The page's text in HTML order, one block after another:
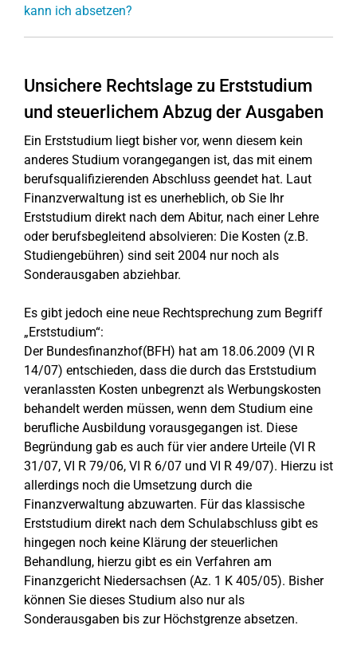
kann ich absetzen?
Unsichere Rechtslage zu Erststudium
und steuerlichem Abzug der Ausgaben
Ein Erststudium liegt bisher vor, wenn diesem kein
anderes Studium vorangegangen ist, das mit einem
berufsqualifizierenden Abschluss geendet hat. Laut
Finanzverwaltung ist es unerheblich, ob Sie Ihr
Erststudium direkt nach dem Abitur, nach einer Lehre
oder berufsbegleitend absolvieren: Die Kosten (z.B.
Studiengebühren) sind seit 2004 nur noch als
Sonderausgaben abziehbar.
Es gibt jedoch eine neue Rechtsprechung zum Begriff
„Erststudium“:
Der Bundesfinanzhof(BFH) hat am 18.06.2009 (VI R
14/07) entschieden, dass die durch das Erststudium
veranlassten Kosten unbegrenzt als Werbungskosten
behandelt werden müssen, wenn dem Studium eine
berufliche Ausbildung vorausgegangen ist. Diese
Begründung gab es auch für vier andere Urteile (VI R
31/07, VI R 79/06, VI R 6/07 und VI R 49/07). Hierzu ist
allerdings noch die Umsetzung durch die
Finanzverwaltung abzuwarten. Für das klassische
Erststudium direkt nach dem Schulabschluss gibt es
hingegen noch keine Klärung der steuerlichen
Behandlung, hierzu gibt es ein Verfahren am
Finanzgericht Niedersachsen (Az. 1 K 405/05). Bisher
können Sie dieses Studium also nur als
Sonderausgaben bis zur Höchstgrenze absetzen.